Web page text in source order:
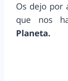
Os dejo por
que nos
Planeta.